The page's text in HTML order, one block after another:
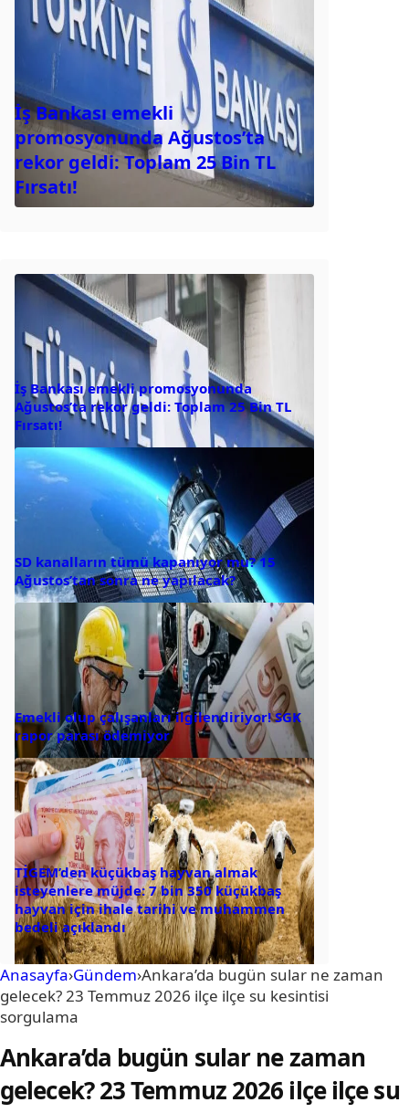
İş Bankası emekli
promosyonunda Ağustos’ta
rekor geldi: Toplam 25 Bin TL
Fırsatı!
İş Bankası emekli promosyonunda
Ağustos’ta rekor geldi: Toplam 25 Bin TL
Fırsatı!
SD kanalların tümü kapanıyor mu? 15
Ağustos’tan sonra ne yapılacak?
Emekli olup çalışanları ilgilendiriyor! SGK
rapor parası ödemiyor
TİGEM’den küçükbaş hayvan almak
isteyenlere müjde: 7 bin 350 küçükbaş
hayvan için ihale tarihi ve muhammen
bedeli açıklandı
Anasayfa›Gündem›Ankara’da bugün sular ne zaman
gelecek? 23 Temmuz 2026 ilçe ilçe su kesintisi
sorgulama
Ankara’da bugün sular ne zaman
gelecek? 23 Temmuz 2026 ilçe ilçe su